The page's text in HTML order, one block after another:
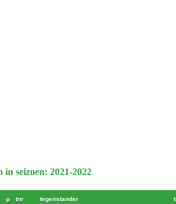
in seizoen: 2021-2022
p tnr tegenstander